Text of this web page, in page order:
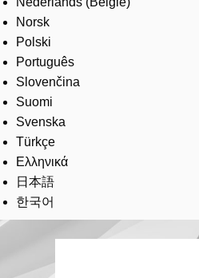
Norsk
Polski
Português
Slovenčina
Suomi
Svenska
Türkçe
Ελληνικά
日本語
한국어